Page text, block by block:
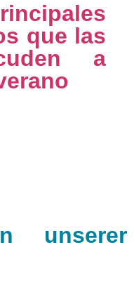
que las
a
unserer